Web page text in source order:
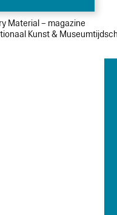
Material – magazine
Kunst &